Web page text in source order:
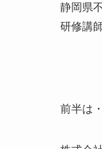
静岡県
研修講
前半は